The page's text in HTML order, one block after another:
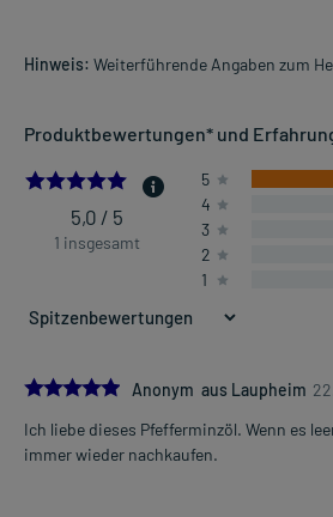
Hinweis: Weiterführende Angaben zum
Produktbewertungen* und
5.0
5,0 / 5
1 insgesamt
5
4
3
2
1
5.0Anonym aus Laupheim
Ich liebe dieses Pfefferminzöl. Wenn es
immer wieder nachkaufen.